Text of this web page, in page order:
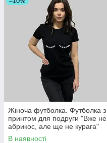
Жіноча футболка. Футболка з
принтом для подруги "Вже не
абрикос, але ще не курага"
В наявності